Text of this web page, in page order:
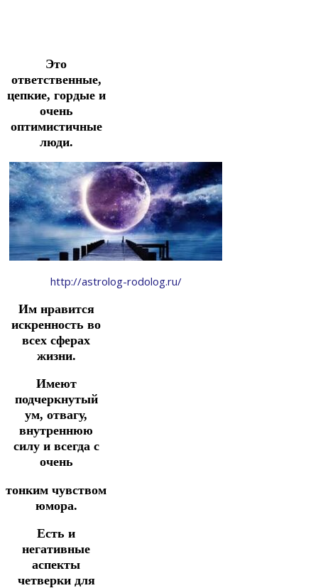
Это
ответственные,
цепкие, гордые и
очень
оптимистичные
люди.
http://astrolog-rodolog.ru/
Им нравится
искренность во
всех сферах
жизни.
Имеют
подчеркнутый
ум, отвагу,
внутреннюю
силу и всегда с
очень
тонким чувством
юмора.
Есть и
негативные
аспекты
четверки для